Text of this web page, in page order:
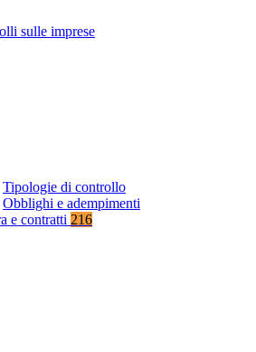
sulle imprese
Tipologie di controllo
Obblighi e adempimenti
e contratti 216